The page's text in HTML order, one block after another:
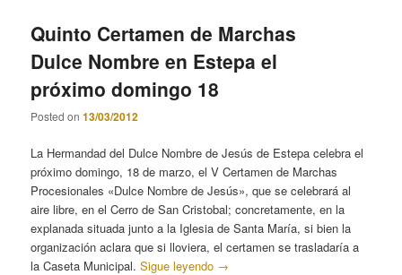
Quinto Certamen de Marchas
Dulce Nombre en Estepa el
próximo domingo 18
Posted on13/03/2012
La Hermandad del Dulce Nombre de Jesús de Estepa celebra el
próximo domingo, 18 de marzo, el V Certamen de Marchas
Procesionales «Dulce Nombre de Jesús», que se celebrará al
aire libre, en el Cerro de San Cristobal; concretamente, en la
explanada situada junto a la Iglesia de Santa María, si bien la
organización aclara que si lloviera, el certamen se trasladaría a
la Caseta Municipal.Sigue leyendo →